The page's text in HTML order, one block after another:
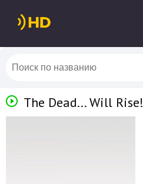
The Dead... Will Rise!